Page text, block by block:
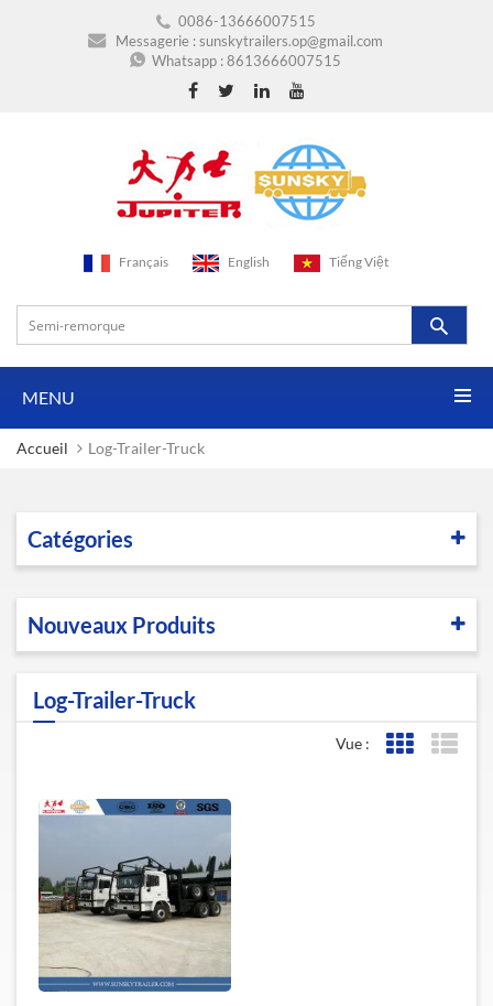
0086-13666007515
Messagerie :sunskytrailers.op@gmail.com
Whatsapp :8613666007515
Français English Tiếng Việt
MENU
Accueil Log-Trailer-Truck
Catégories
Nouveaux Produits
Log-Trailer-Truck
Vue : Affichage